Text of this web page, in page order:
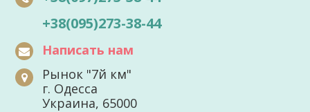
+38(095)273-38-44
Написать нам
Рынок "7й км"
г. Одесса
Украина, 65000